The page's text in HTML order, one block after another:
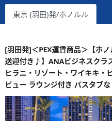
東京 (羽田)発/ホノルル
[羽田発]＜PEX運賃商品＞【ホ
送迎付き♪】ANAビジネスクラ
ヒラニ・リゾート・ワイキキ・
ビュー ラウンジ付き バスタブな